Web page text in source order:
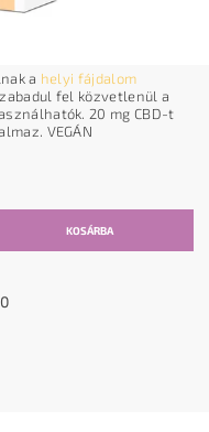
a helyi fájdalom
fel közvetlenül a
20 mg CBD-t
VEGÁN